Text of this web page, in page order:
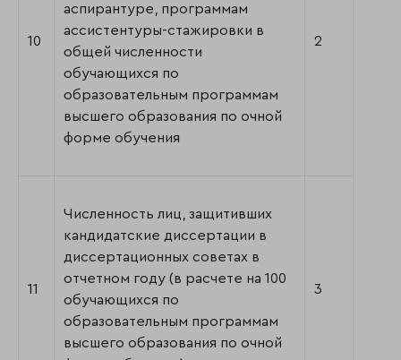
10
аспирантуре, программам
ассистентуры-стажировки в
общей численности
обучающихся по
образовательным программам
высшего образования по очной
форме обучения
2
11
Численность лиц, защитивших
кандидатские диссертации в
диссертационных советах в
отчетном году (в расчете на 100
обучающихся по
образовательным программам
высшего образования по очной
3